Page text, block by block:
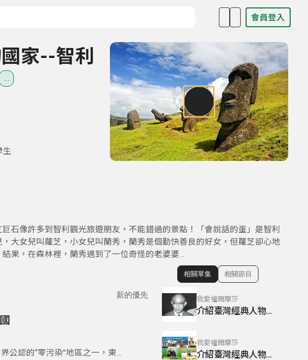
會員登入
家--智利
生
石像許多到智利觀光旅遊朋友，不能錯過的景點！「會說話的蛋」是智利
大女兒叫蘿芝，小女兒叫蘭秀，蘭秀是個勤快善良的好女，但蘿芝卻心地
果，在森林裡，蘭秀遇到了一位奇怪的老婆婆…
新的優先
公認的“零污染”地區之一，東加
顯示相關單集
相關單集 相關節目
我愛福爾摩莎
介紹臺灣經典人物~謝國城
我愛福爾摩莎
介紹臺灣經典人物~陳文郁